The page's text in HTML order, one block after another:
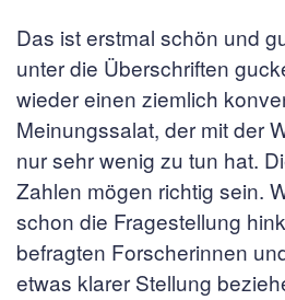
Das ist erstmal schön und
unter die Überschriften
wieder einen ziemlich
Meinungssalat, der mit der
nur sehr wenig zu tun hat.
Zahlen mögen richtig sein.
schon die Fragestellung
befragten Forscherinnen
etwas klarer Stellung